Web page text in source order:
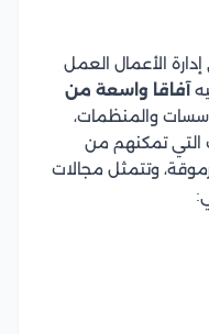
الأعمال العمل
آفاقا واسعة من
والمنظمات،
التي تمكنهم من
وتتمثل مجالات